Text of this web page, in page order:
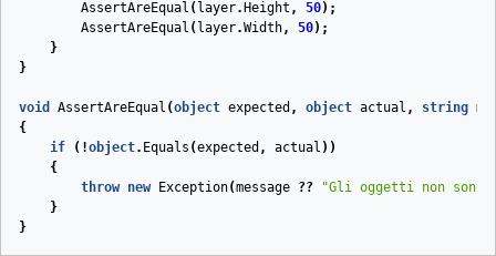
AssertAreEqual ( layer. Height , 50);
AssertAreEqual ( layer.Width, 50);
}
}
void AssertAreEqual (object expected , object actual , string
{
if
(!object. Equals (expected , actual ))
{
throw new Exception(message ??
"Gli oggetti non sono
}
}